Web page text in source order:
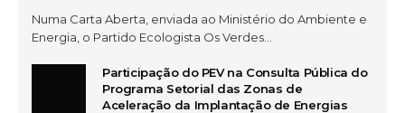
Numa Carta Aberta, enviada ao Ministério do Ambiente e
Energia, o Partido Ecologista Os Verdes…
Participação do PEV na Consulta Pública do
Programa Setorial das Zonas de
Aceleração da Implantação de Energias